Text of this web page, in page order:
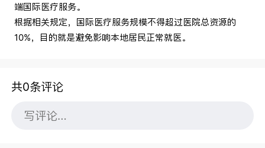
端国际医疗服务。
根据相关规定，国际医疗服务规模不得超过医院总资源的
10%，目的就是避免影响本地居民正常就医。
共0条评论